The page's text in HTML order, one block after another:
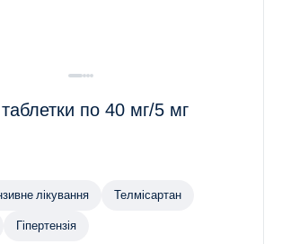
по 40 мг/5 мг
лікування Телмісартан
Гіпертензія